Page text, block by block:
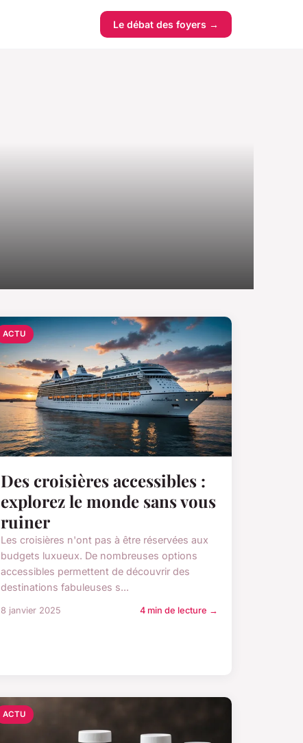
Le débat des foyers →
ACTU
Des croisières accessibles :
explorez le monde sans vous
ruiner
Les croisières n'ont pas à être réservées aux
budgets luxueux. De nombreuses options
accessibles permettent de découvrir des
destinations fabuleuses s...
8 janvier 2025 4 min de lecture →
ACTU